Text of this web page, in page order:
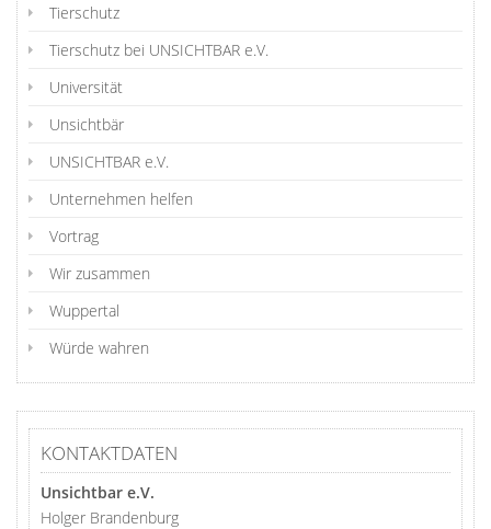
Tierschutz
Tierschutz bei UNSICHTBAR e.V.
Universität
Unsichtbär
UNSICHTBAR e.V.
Unternehmen helfen
Vortrag
Wir zusammen
Wuppertal
Würde wahren
KONTAKTDATEN
Unsichtbar e.V.
Holger Brandenburg